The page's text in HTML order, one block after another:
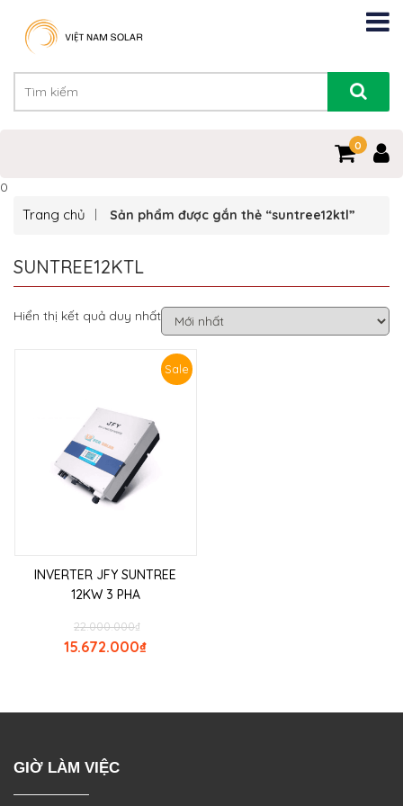
0
0
Trang chủ Sản phẩm được gắn thẻ “suntree12ktl”
SUNTREE12KTL
Hiển thị kết quả duy nhất
Sale
INVERTER JFY SUNTREE
12KW 3 PHA
₫
22.000.000
₫
15.672.000
GIỜ LÀM VIỆC